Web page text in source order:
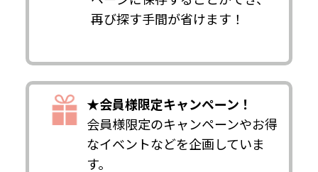
再び探す手間が省けます！
★会員様限定キャンペーン！
会員様限定のキャンペーンやお得
なイベントなどを企画していま
す。